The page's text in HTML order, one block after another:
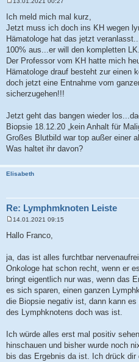
e
i
t
r
a
g
Ich meld mich mal kurz,
Jetzt muss ich doch ins KH wegen
Hämatologe hat das jetzt
100% aus...er will den kompletten LK.
Der Professor vom KH hatte mich
Hämatologe drauf besteht zur einen
doch jetzt eine Entnahme vom
sicherzugehen!!!
Jetzt geht das bangen wieder
Biopsie 18.12.20 „kein Anhalt für
Großes Blutbild war top außer einer
Was haltet ihr davon?
Elisabeth
Re: Lymphmknoten Leiste
e
i
a
g
14.01.2021 09:15
Hallo Franco,
ja, das ist alles furchtbar
Onkologe hat schon recht, wenn er
bringt eigentlich nur was, wenn das
es sich sparen, einen ganzen
die Biopsie negativ ist, dann kann
des Lymphknotens doch was ist.
Ich würde alles erst mal positiv
hinschauen und bisher wurde noch
bis das Ergebnis da ist. Ich drück